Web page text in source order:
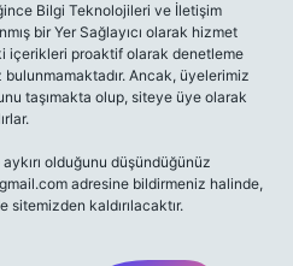
Bilgi Teknolojileri ve İletişim
bir Yer Sağlayıcı olarak hizmet
içerikleri proaktif olarak denetleme
Ancak, üyelerimiz
taşımakta olup, siteye üye olarak
olduğunu düşündüğünüz
adresine bildirmeniz halinde,
kaldırılacaktır.